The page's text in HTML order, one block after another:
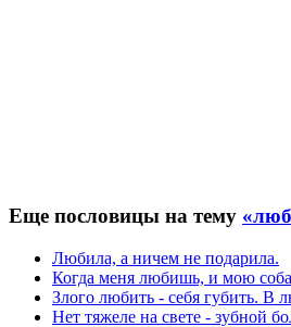
Еще пословицы на тему
Любила, а ничем не подарила.
Когда меня любишь, и мою
Злого любить - себя губить. В
Нет тяжеле на свете - зубной